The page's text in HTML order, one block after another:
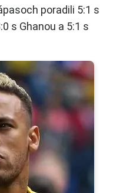
poradili 5:1 s
s Ghanou a 5:1 s